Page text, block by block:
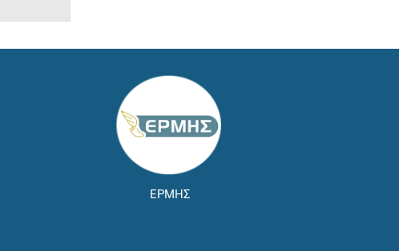
ΕΡΜΗΣ